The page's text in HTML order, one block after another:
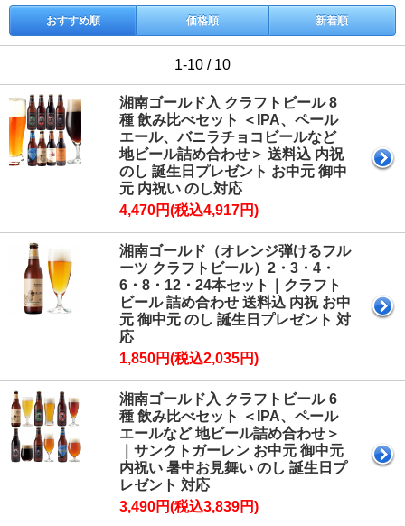
おすすめ順 価格順 新着順
1-10 / 10
湘南ゴールド入 クラフトビール 8
種 飲み比べセット ＜IPA、ペール
エール、バニラチョコビールなど
地ビール詰め合わせ＞ 送料込 内祝
のし 誕生日プレゼント お中元 御中
元 内祝い のし対応
4,470円(税込4,917円)
湘南ゴールド（オレンジ弾けるフル
ーツ クラフトビール）2・3・4・
6・8・12・24本セット｜クラフト
ビール 詰め合わせ 送料込 内祝 お中
元 御中元 のし 誕生日プレゼント 対
応
1,850円(税込2,035円)
湘南ゴールド入 クラフトビール 6
種 飲み比べセット ＜IPA、ペール
エールなど 地ビール詰め合わせ＞
｜サンクトガーレン お中元 御中元
内祝い 暑中お見舞い のし 誕生日プ
レゼント 対応
3,490円(税込3,839円)